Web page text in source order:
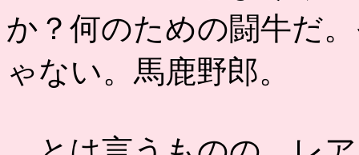
か？何のための闘牛だ
ゃない。馬鹿野郎。